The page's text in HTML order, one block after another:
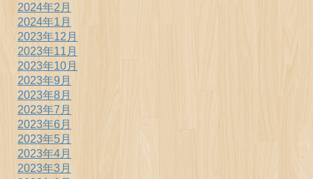
2024年2月
2024年1月
2023年12月
2023年11月
2023年10月
2023年9月
2023年8月
2023年7月
2023年6月
2023年5月
2023年4月
2023年3月